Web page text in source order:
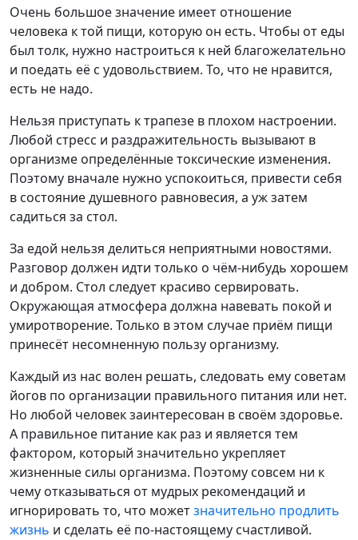
Очень большое значение имеет отношение
человека к той пищи, которую он есть. Чтобы от еды
был толк, нужно настроиться к ней благожелательно
и поедать её с удовольствием. То, что не нравится,
есть не надо.
Нельзя приступать к трапезе в плохом настроении.
Любой стресс и раздражительность вызывают в
организме определённые токсические изменения.
Поэтому вначале нужно успокоиться, привести себя
в состояние душевного равновесия, а уж затем
садиться за стол.
За едой нельзя делиться неприятными новостями.
Разговор должен идти только о чём-нибудь хорошем
и добром. Стол следует красиво сервировать.
Окружающая атмосфера должна навевать покой и
умиротворение. Только в этом случае приём пищи
принесёт несомненную пользу организму.
Каждый из нас волен решать, следовать ему советам
йогов по организации правильного питания или нет.
Но любой человек заинтересован в своём здоровье.
А правильное питание как раз и является тем
фактором, который значительно укрепляет
жизненные силы организма. Поэтому совсем ни к
чему отказываться от мудрых рекомендаций и
игнорировать то, что можетзначительно продлить
жизнь и сделать её по-настоящему счастливой.